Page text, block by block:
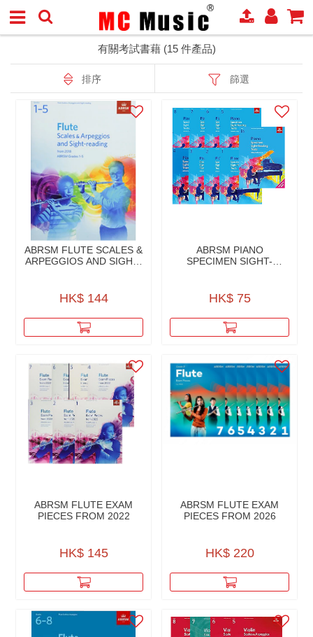
有關考試書藉 (15 件產品)
排序 篩選
ABRSM FLUTE SCALES &
ARPEGGIOS AND SIGHT-
HK$ 144
ABRSM PIANO
SPECIMEN SIGHT-
HK$ 75
ABRSM FLUTE EXAM
PIECES FROM 2022
HK$ 145
ABRSM FLUTE EXAM
PIECES FROM 2026
HK$ 220